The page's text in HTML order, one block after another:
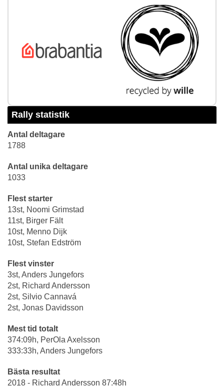
Rally statistik
Antal deltagare
1788
Antal unika deltagare
1033
Flest starter
13st, Noomi Grimstad
11st, Birger Fält
10st, Menno Dijk
10st, Stefan Edström
Flest vinster
3st, Anders Jungefors
2st, Richard Andersson
2st, Silvio Cannavá
2st, Jonas Davidsson
Mest tid totalt
374:09h, PerOla Axelsson
333:33h, Anders Jungefors
Bästa resultat
2018 - Richard Andersson 87:48h